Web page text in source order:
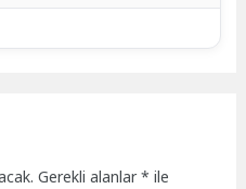
Gerekli alanlar* ile